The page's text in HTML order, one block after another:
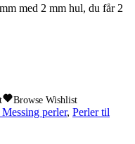
med 2 mm hul, du får 2
Browse Wishlist
perler, Perler til